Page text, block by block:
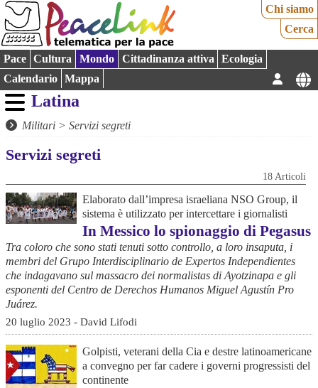
Chi siamo
Cerca
Pace Cultura Mondo Cittadinanza attiva
Ecologia
Calendario
Mappa
Latina
Militari >Servizi segreti
Servizi segreti
18 Articoli
Elaborato dall’impresa israeliana NSO Group, il
sistema è utilizzato per intercettare i giornalisti
In Messico lo spionaggio di Pegasus
Tra coloro che sono stati tenuti sotto controllo, a loro insaputa, i
membri del Grupo Interdisciplinario de Expertos Independientes
che indagavano sul massacro dei normalistas di Ayotzinapa e gli
esponenti del Centro de Derechos Humanos Miguel Agustín Pro
Juárez.
20 luglio 2023 - David Lifodi
Golpisti, veterani della Cia e destre latinoamericane
a convegno per far cadere i governi progressisti del
continente